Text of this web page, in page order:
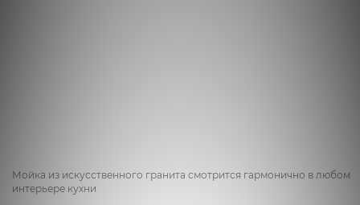
Мойка из искусственного гранита смотрится гармонично в любом
интерьере кухни